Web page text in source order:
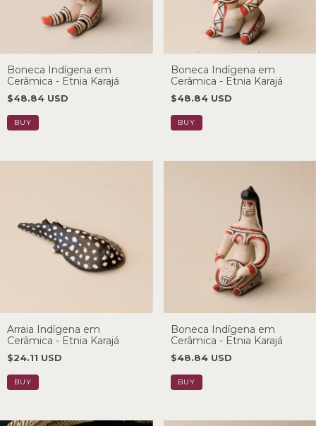
Boneca Indígena em
Cerâmica - Etnia Karajá
$48.84 USD
Boneca Indígena em
Cerâmica - Etnia Karajá
$48.84 USD
Arraia Indígena em
Cerâmica - Etnia Karajá
$24.11 USD
Boneca Indígena em
Cerâmica - Etnia Karajá
$48.84 USD